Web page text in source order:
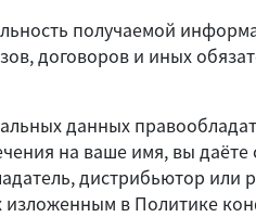
получаемой
договоров и иных
данных
на ваше имя, вы
дистрибьютор или
в Политике